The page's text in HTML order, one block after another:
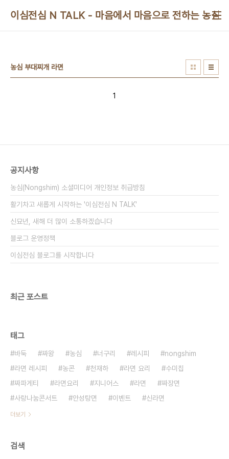
이심전심 N TALK - 마음에서 마음으로 전하는 농심
농심 부대찌개 라면
1
공지사항
농심(Nongshim) 소셜미디어 개인정보 취급방침
활기차고 새롭게 시작하는 '이심전심 N TALK'
신묘년, 새해 더 많이 소통하겠습니다
블로그 운영정책
이심전심 블로그를 시작합니다
최근 포스트
태그
바둑 짜왕 농심 너구리 레시피
nongshim
라면 레시피
농콘 천재하 라면 요리
수미칩
짜파게티
라면요리 지니어스 라면
짜장면
사랑나눔콘서트
안성탕면 이벤트 신라면
더보기
검색